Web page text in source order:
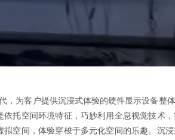
，为客户提供沉浸式体验的硬件显示设备整
托空间环境特征，巧妙利用全息视觉技术
空间，体验穿梭于多元化空间的乐趣。沉